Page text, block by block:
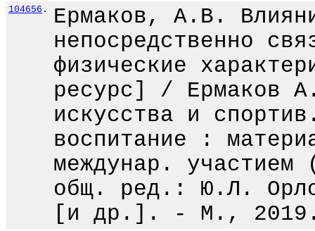
104656 .
Ермаков, А.В.
непосредственно
физические
ресурс] / Ермаков
искусства и
воспитание :
междунар.
общ. ред.: Ю.Л.
[и др.]. - М.,